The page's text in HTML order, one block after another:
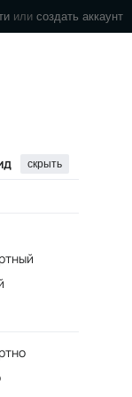
или создать аккаунт
скрыть